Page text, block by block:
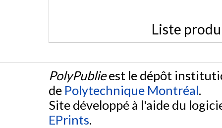
Liste
PolyPublieest le dépôt
de Polytechnique Montréal.
Site développé à l'aide du
EPrints.